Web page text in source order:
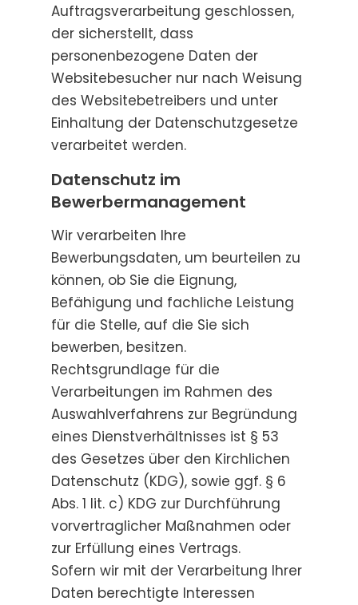
Auftragsverarbeitung geschlossen,
der sicherstellt, dass
personenbezogene Daten der
Websitebesucher nur nach Weisung
des Websitebetreibers und unter
Einhaltung der Datenschutzgesetze
verarbeitet werden.
Datenschutz im
Bewerbermanagement
Wir verarbeiten Ihre
Bewerbungsdaten, um beurteilen zu
können, ob Sie die Eignung,
Befähigung und fachliche Leistung
für die Stelle, auf die Sie sich
bewerben, besitzen.
Rechtsgrundlage für die
Verarbeitungen im Rahmen des
Auswahlverfahrens zur Begründung
eines Dienstverhältnisses ist § 53
des Gesetzes über den Kirchlichen
Datenschutz (KDG), sowie ggf. § 6
Abs. 1 lit. c) KDG zur Durchführung
vorvertraglicher Maßnahmen oder
zur Erfüllung eines Vertrags.
Sofern wir mit der Verarbeitung Ihrer
Daten berechtigte Interessen